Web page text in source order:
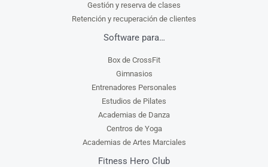
Gestión y reserva de clases
Retención y recuperación de clientes
Software para…
Box de CrossFit
Gimnasios
Entrenadores Personales
Estudios de Pilates
Academias de Danza
Centros de Yoga
Academias de Artes Marciales
Fitness Hero Club